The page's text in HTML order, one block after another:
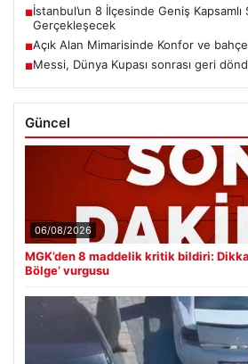
■İstanbul’un 8 İlçesinde Geniş Kapsamlı
Gerçekleşecek
■Açık Alan Mimarisinde Konfor ve
■Messi, Dünya Kupası sonrası geri
Güncel
06/08/2026
MGK’den 8 maddelik kritik bildiri:
Bölge’ vurgusu